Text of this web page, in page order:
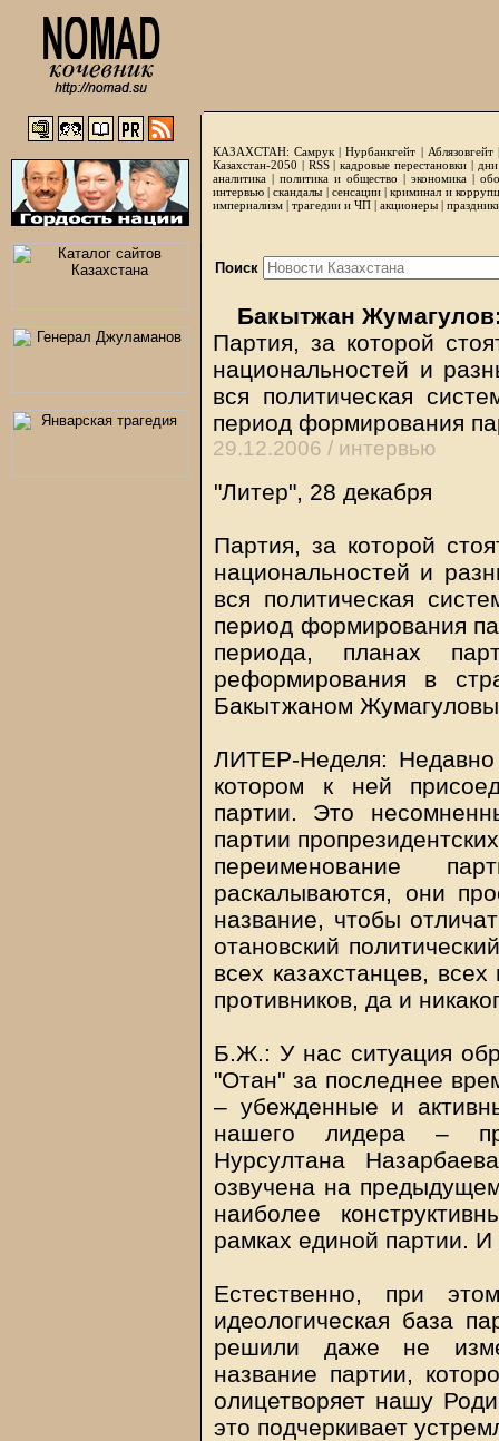
КАЗАХСТАН: Самрук |Нурбанкгейт | Аблязовгейт
Казахстан-2050 | RSS|кадровые перестановки|
аналитика | политика и общество | экономика |
интервью |скандалы | сенсации|криминал и
империализм | трагедии и ЧП | акционеры |
Поиск
Бакытжан
Партия, за которой
национальностей и
вся политическая
период формирования
29.12.2006 / интервью
"Литер", 28 декабря
Партия, за которой
национальностей и
вся политическая
период формирования
периода, планах
реформирования в
Бакытжаном
ЛИТЕР-Неделя:
котором к ней
партии. Это
партии
переименование
раскалываются, они
название, чтобы
отановский
всех казахстанцев,
противников, да и
Б.Ж.: У нас ситуация
"Отан" за последнее
– убежденные и
нашего лидера –
Нурсултана
озвучена на
наиболее
рамках единой партии.
Естественно, при
идеологическая база
решили даже не
название партии,
олицетворяет нашу
это подчеркивает